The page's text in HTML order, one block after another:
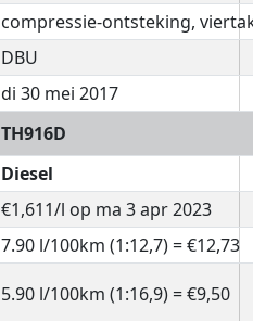
compressie-ontsteking,
DBU
di 30 mei 2017
TH916D
Diesel
€1,611/l op ma 3 apr 2023
7.90 l/100km (1:12,7) = €12,73
5.90 l/100km (1:16,9) = €9,50